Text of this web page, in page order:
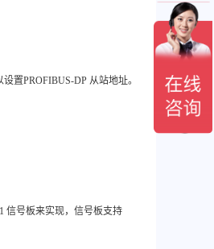
置PROFIBUS-DP 从站地址。
信号板来实现，信号板支持